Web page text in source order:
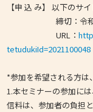
【申 込 み】 以下のサ
締切：令和３年
URL：
tetudukiId=2021100048
*参加を希望される方は
1.本セミナーの参加に
信料は、参加者の負担と